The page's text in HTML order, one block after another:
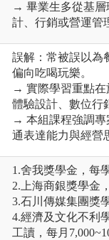
→ 畢業生多從基層
計、行銷或營運管
誤解：常被誤以為
偏向吃喝玩樂。
→ 實際學習重點在
體驗設計、數位行
→ 本組課程強調專
通表達能力與經營
1.舍我獎學金，每
2.上海商銀獎學金
3.石川傳媒集團獎
4.經濟及文化不利
工讀，每月